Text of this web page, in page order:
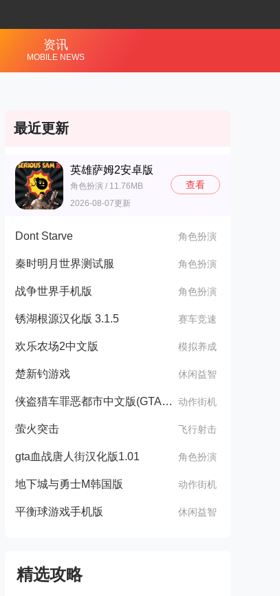
资讯
MOBILE NEWS
最近更新
英雄萨姆2安卓版
角色扮演 / 11.76MB
2026-08-07更新
查看
Dont Starve 角色扮演
秦时明月世界测试服 角色扮演
战争世界手机版 角色扮演
锈湖根源汉化版 3.1.5 赛车竞速
欢乐农场2中文版 模拟养成
楚新钓游戏 休闲益智
侠盗猎车罪恶都市中文版(GTA：SA MOD安装器) 动作街机
萤火突击 飞行射击
gta血战唐人街汉化版1.01 角色扮演
地下城与勇士M韩国版 动作街机
平衡球游戏手机版 休闲益智
精选攻略